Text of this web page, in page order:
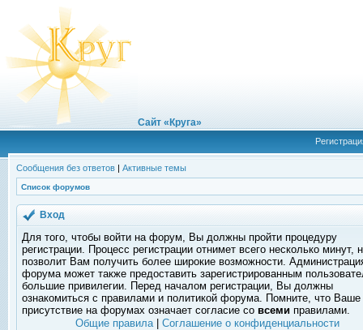
Сайт «Круга»
Сообщения без ответов | Активные темы
Список форумов
Вход
Для того, чтобы войти на форум, Вы должны пройти процедуру
регистрации. Процесс регистрации отнимет всего несколько минут,
позволит Вам получить более широкие возможности.
форума может также предоставить зарегистрированным
большие привилегии. Перед началом регистрации, Вы должны
ознакомиться с правилами и политикой форума. Помните, что Ваше
присутствие на форумах означает согласие со всеми правилами.
Общие правила| Соглашение о конфиденциальности